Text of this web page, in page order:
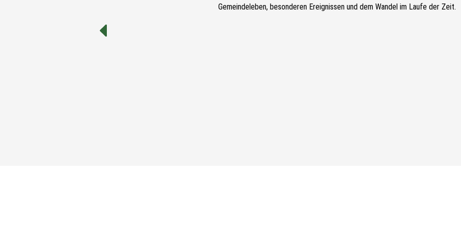
Gemeindeleben, besonderen Ereignissen und dem Wandel im Laufe der Zeit.